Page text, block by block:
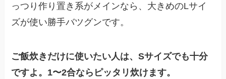
っつり作り置き系がメインなら、大きめのLサイ
ズが使い勝手バツグンです。
ご飯炊きだけに使いたい人は、Sサイズでも十分
ですよ。1〜2合ならピッタリ炊けます。